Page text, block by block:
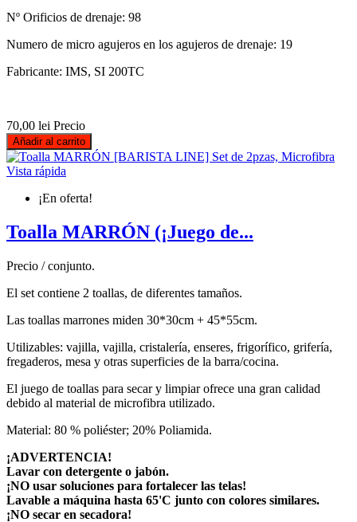
Nº Orificios de drenaje: 98
Numero de micro agujeros en los agujeros de drenaje: 19
Fabricante: IMS, SI 200TC
70,00 lei Precio
Añadir al carrito
Vista rápida
¡En oferta!
Toalla MARRÓN (¡Juego de...
Precio / conjunto.
El set contiene 2 toallas, de diferentes tamaños.
Las toallas marrones miden 30*30cm + 45*55cm.
Utilizables: vajilla, vajilla, cristalería, enseres, frigorífico, grifería,
fregaderos, mesa y otras superficies de la barra/cocina.
El juego de toallas para secar y limpiar ofrece una gran calidad
debido al material de microfibra utilizado.
Material: 80 % poliéster; 20% Poliamida.
¡ADVERTENCIA!
Lavar con detergente o jabón.
¡NO usar soluciones para fortalecer las telas!
Lavable a máquina hasta 65'C junto con colores similares.
¡NO secar en secadora!